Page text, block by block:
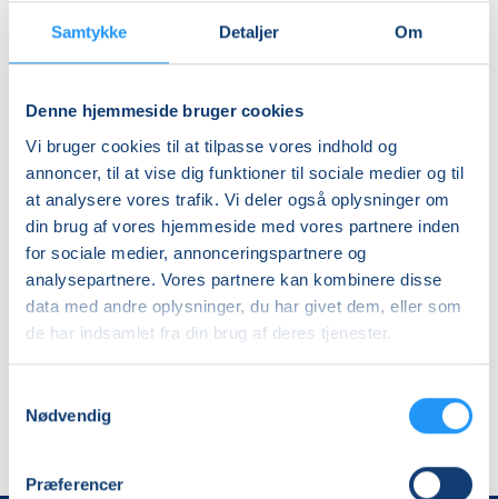
Samtykke Detaljer Om
Denne hjemmeside bruger cookies
Vi bruger cookies til at tilpasse vores indhold og
annoncer, til at vise dig funktioner til sociale medier og til
at analysere vores trafik. Vi deler også oplysninger om
din brug af vores hjemmeside med vores partnere inden
for sociale medier, annonceringspartnere og
analysepartnere. Vores partnere kan kombinere disse
data med andre oplysninger, du har givet dem, eller som
de har indsamlet fra din brug af deres tjenester.
Nødvendig
Præferencer